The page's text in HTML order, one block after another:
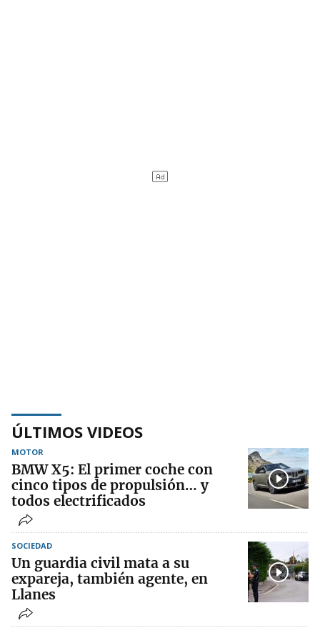
ÚLTIMOS VIDEOS
MOTOR
BMW X5: El primer coche con
cinco tipos de propulsión… y
todos electrificados
SOCIEDAD
Un guardia civil mata a su
expareja, también agente, en
Llanes